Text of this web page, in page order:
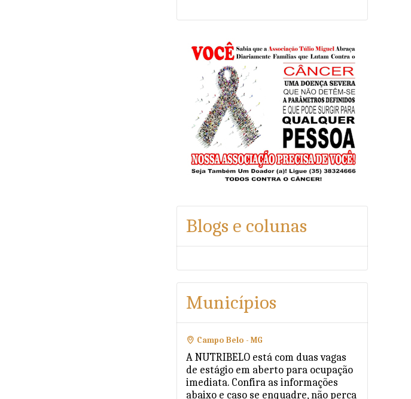
Blogs e colunas
Municípios
Campo Belo - MG
A NUTRIBELO está com duas vagas
de estágio em aberto para ocupação
imediata. Confira as informações
abaixo e caso se enquadre, não perca